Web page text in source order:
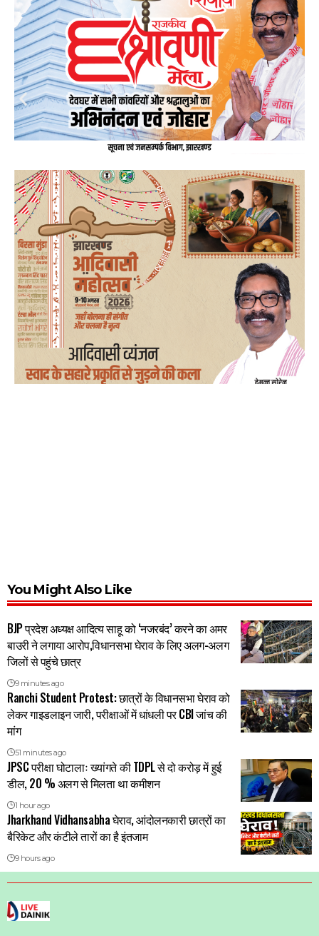
You Might Also Like
BJP प्रदेश अध्यक्ष आदित्य साहू को ‘नजरबंद’ करने का अमर
बाउरी ने लगाया आरोप,विधानसभा घेराव के लिए अलग-अलग
जिलों से पहुंचे छात्र
9 minutes ago
Ranchi Student Protest: छात्रों के विधानसभा घेराव को
लेकर गाइडलाइन जारी, परीक्षाओं में धांधली पर CBI जांच की
मांग
51 minutes ago
JPSC परीक्षा घोटालाः ख्यांगते की TDPL से दो करोड़ में हुई
डील, 20 % अलग से मिलता था कमीशन
1 hour ago
Jharkhand Vidhansabha घेराव, आंदोलनकारी छात्रों का
बैरिकेट और कंटीले तारों का है इंतजाम
9 hours ago